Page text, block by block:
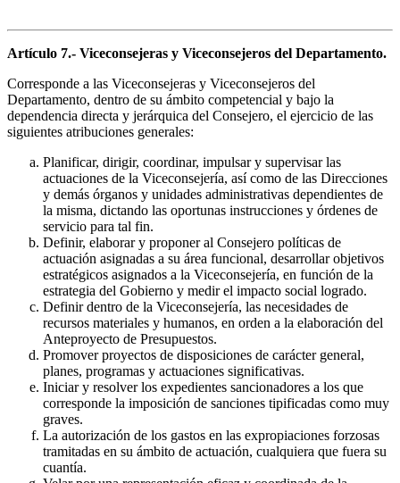
Artículo 7.- Viceconsejeras y Viceconsejeros del Departamento.
Corresponde a las Viceconsejeras y Viceconsejeros del
Departamento, dentro de su ámbito competencial y bajo la
dependencia directa y jerárquica del Consejero, el ejercicio de las
siguientes atribuciones generales:
Planificar, dirigir, coordinar, impulsar y supervisar las
actuaciones de la Viceconsejería, así como de las Direcciones
y demás órganos y unidades administrativas dependientes de
la misma, dictando las oportunas instrucciones y órdenes de
servicio para tal fin.
Definir, elaborar y proponer al Consejero políticas de
actuación asignadas a su área funcional, desarrollar objetivos
estratégicos asignados a la Viceconsejería, en función de la
estrategia del Gobierno y medir el impacto social logrado.
Definir dentro de la Viceconsejería, las necesidades de
recursos materiales y humanos, en orden a la elaboración del
Anteproyecto de Presupuestos.
Promover proyectos de disposiciones de carácter general,
planes, programas y actuaciones significativas.
Iniciar y resolver los expedientes sancionadores a los que
corresponde la imposición de sanciones tipificadas como muy
graves.
La autorización de los gastos en las expropiaciones forzosas
tramitadas en su ámbito de actuación, cualquiera que fuera su
cuantía.